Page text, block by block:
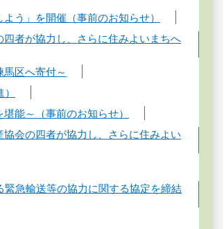
う」を開催（事前のお知らせ）
者が協力し、さらに住みよいまちへ
区へ寄付～
能～（事前のお知らせ）
会の四者が協力し、さらに住みよい
緊急輸送等の協力に関する協定を締結